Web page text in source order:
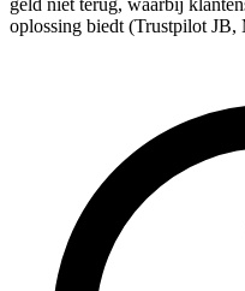
geld niet terug, waarbij
oplossing biedt (Trustpilot JB,